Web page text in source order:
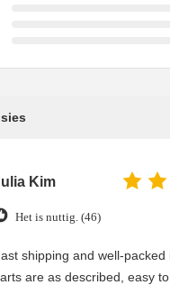
Kim
Het is nuttig. (46)
shipping and well-packed
are as described, easy